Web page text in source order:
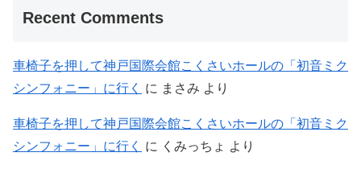
Recent Comments
車椅子を押して神戸国際会館こくさいホールの「初音ミク
シンフォニー」に行く
に まさみ より
車椅子を押して神戸国際会館こくさいホールの「初音ミク
シンフォニー」に行く
に くみっちょ より